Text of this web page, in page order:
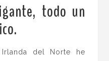
todo un
del Norte he